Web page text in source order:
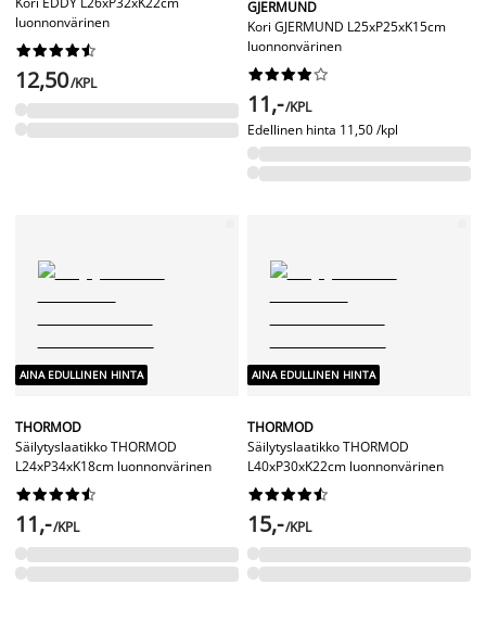
luonnonvärinen






12,50/KPL
GJERMUND
Kori GJERMUND L25xP25xK15cm
luonnonvärinen






11,-/KPL
Edellinen hinta 11,50 /kpl
AINA EDULLINEN HINTA
THORMOD
Säilytyslaatikko THORMOD
L24xP34xK18cm luonnonvärinen






11,-/KPL
AINA EDULLINEN HINTA
THORMOD
Säilytyslaatikko THORMOD
L40xP30xK22cm luonnonvärinen






15,-/KPL